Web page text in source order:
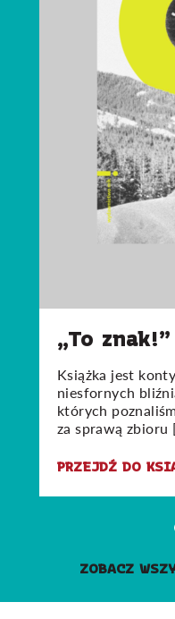
„To znak!”
Książka jest
niesfornych
których
za sprawą zbioru
PRZEJDŹ DO
ZOBACZ